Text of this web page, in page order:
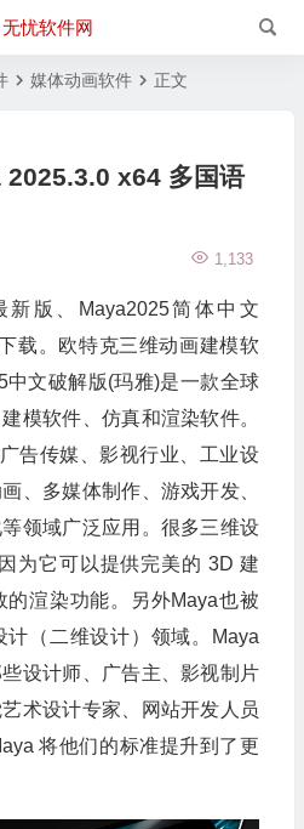
无忧软件网
媒体动画软件 正文
x64 多国语
1,133
新版、Maya2025简体中文
载。欧特克三维动画建模软
中文破解版(玛雅)是一款全球
模软件、仿真和渲染软件。
告传媒、影视行业、工业设
、多媒体制作、游戏开发、
领域广泛应用。很多三维设
为它可以提供完美的 3D 建
渲染功能。另外Maya也被
计（二维设计）领域。Maya
设计师、广告主、影视制片
术设计专家、网站开发人员
将他们的标准提升到了更